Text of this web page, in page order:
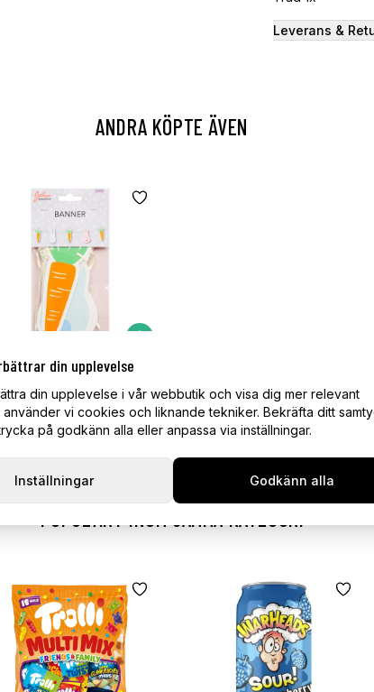
din upplevelse
din upplevelse i vår webbutik och visa dig mer relevant
använder vi cookies och liknande tekniker. Bekräfta ditt
på godkänn alla eller anpassa via inställningar.
Inställningar Godkänn alla
Leverans &
ANDRA KÖPTE ÄVEN
kr